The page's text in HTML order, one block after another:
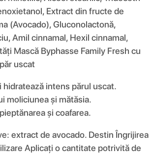
Extract din fructe de
(Avocado), Gluconolactonă,
Amil cinnamal, Hexil cinnamal,
Mască Byphasse Family Fresh cu
uscat
hidratează intens părul uscat.
moliciunea și mătăsia.
și coafarea.
extract de avocado. Destin Îngrijirea
Aplicați o cantitate potrivită de